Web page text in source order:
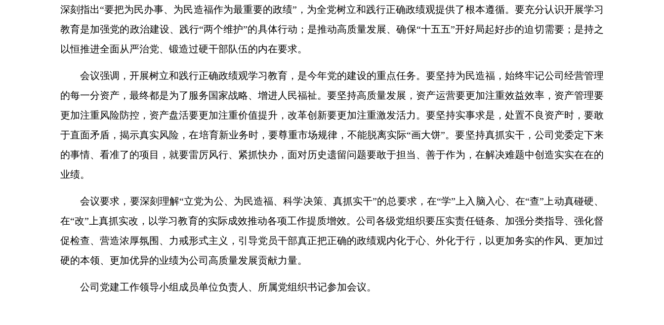
深刻指出“要把为民办事、为民造福作为最重要的政绩”，为全党树立和践行正确政绩观提供了根本遵循。要充分认识开展学习
教育是加强党的政治建设、践行“两个维护”的具体行动；是推动高质量发展、确保“十五五”开好局起好步的迫切需要；是持之
以恒推进全面从严治党、锻造过硬干部队伍的内在要求。
会议强调，开展树立和践行正确政绩观学习教育，是今年党的建设的重点任务。要坚持为民造福，始终牢记公司经营管理
的每一分资产，最终都是为了服务国家战略、增进人民福祉。要坚持高质量发展，资产运营要更加注重效益效率，资产管理要
更加注重风险防控，资产盘活要更加注重价值提升，改革创新要更加注重激发活力。要坚持实事求是，处置不良资产时，要敢
于直面矛盾，揭示真实风险，在培育新业务时，要尊重市场规律，不能脱离实际“画大饼”。要坚持真抓实干，公司党委定下来
的事情、看准了的项目，就要雷厉风行、紧抓快办，面对历史遗留问题要敢于担当、善于作为，在解决难题中创造实实在在的
业绩。
会议要求，要深刻理解“立党为公、为民造福、科学决策、真抓实干”的总要求，在“学”上入脑入心、在“查”上动真碰硬、
在“改”上真抓实改，以学习教育的实际成效推动各项工作提质增效。公司各级党组织要压实责任链条、加强分类指导、强化督
促检查、营造浓厚氛围、力戒形式主义，引导党员干部真正把正确的政绩观内化于心、外化于行，以更加务实的作风、更加过
硬的本领、更加优异的业绩为公司高质量发展贡献力量。
公司党建工作领导小组成员单位负责人、所属党组织书记参加会议。